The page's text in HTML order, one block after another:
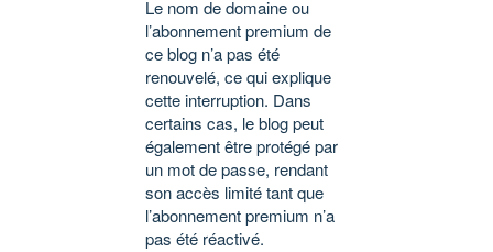
Le nom de domaine ou
l’abonnement premium de
ce blog n’a pas été
renouvelé, ce qui explique
cette interruption. Dans
certains cas, le blog peut
également être protégé par
un mot de passe, rendant
son accès limité tant que
l’abonnement premium n’a
pas été réactivé.